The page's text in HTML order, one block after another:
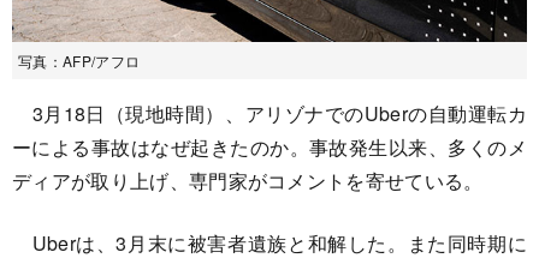
写真：AFP/アフロ
3月18日（現地時間）、アリゾナでのUberの自動運転カ
ーによる事故はなぜ起きたのか。事故発生以来、多くのメ
ディアが取り上げ、専門家がコメントを寄せている。
Uberは、3月末に被害者遺族と和解した。また同時期に